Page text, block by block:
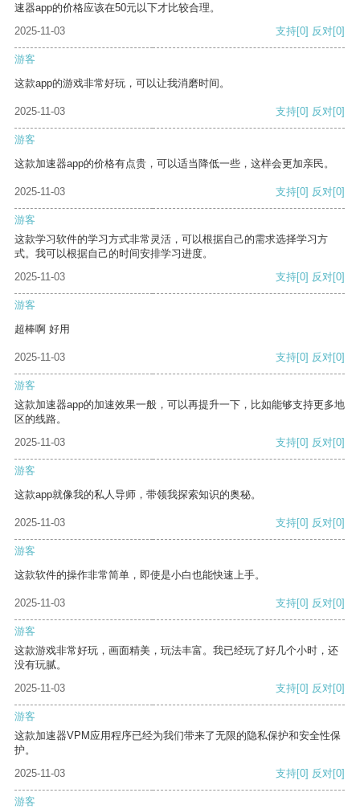
速器app的价格应该在50元以下才比较合理。
2025-11-03
支持[0] 反对[0]
游客
这款app的游戏非常好玩，可以让我消磨时间。
2025-11-03 支持[0] 反对[0]
游客
这款加速器app的价格有点贵，可以适当降低一些，这样会更加亲民。
2025-11-03 支持[0] 反对[0]
游客
这款学习软件的学习方式非常灵活，可以根据自己的需求选择学习方
式。我可以根据自己的时间安排学习进度。
2025-11-03
支持[0] 反对[0]
游客
超棒啊 好用
2025-11-03 支持[0] 反对[0]
游客
这款加速器app的加速效果一般，可以再提升一下，比如能够支持更多地
区的线路。
2025-11-03
支持[0] 反对[0]
游客
这款app就像我的私人导师，带领我探索知识的奥秘。
2025-11-03 支持[0] 反对[0]
游客
这款软件的操作非常简单，即使是小白也能快速上手。
2025-11-03 支持[0] 反对[0]
游客
这款游戏非常好玩，画面精美，玩法丰富。我已经玩了好几个小时，还
没有玩腻。
2025-11-03
支持[0] 反对[0]
游客
这款加速器VPM应用程序已经为我们带来了无限的隐私保护和安全性保
护。
2025-11-03
支持[0] 反对[0]
游客